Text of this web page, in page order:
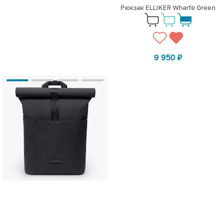
Рюкзак ELLIKER Wharfe Green
9 950 ₽